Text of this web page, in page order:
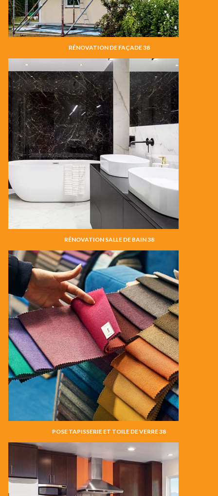
RÉNOVATION DE FAÇADE 38
RÉNOVATION SALLE DE BAIN 38
POSE TAPISSERIE ET TOILE DE VERRE 38